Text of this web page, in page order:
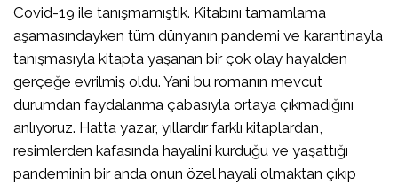
Covid-19 ile tanışmamıştık. Kitabını tamamlama
aşamasındayken tüm dünyanın pandemi ve karantinayla
tanışmasıyla kitapta yaşanan bir çok olay hayalden
gerçeğe evrilmiş oldu. Yani bu romanın mevcut
durumdan faydalanma çabasıyla ortaya çıkmadığını
anlıyoruz. Hatta yazar, yıllardır farklı kitaplardan,
resimlerden kafasında hayalini kurduğu ve yaşattığı
pandeminin bir anda onun özel hayali olmaktan çıkıp